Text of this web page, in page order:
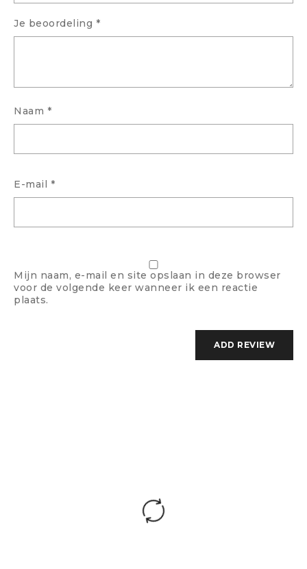
Je beoordeling *
Naam *
E-mail *
Mijn naam, e-mail en site opslaan in deze browser
voor de volgende keer wanneer ik een reactie
plaats.